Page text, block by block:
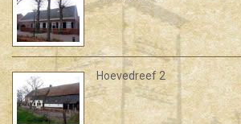
Hoevedreef 2